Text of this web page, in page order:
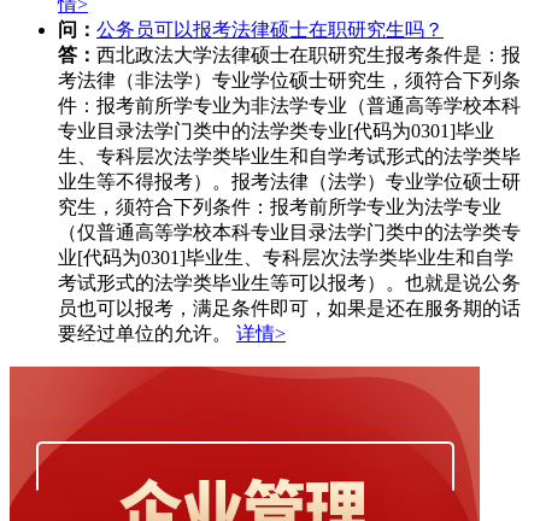
情>
问： 公务员可以报考法律硕士在职研究生吗？
答： 西北政法大学法律硕士在职研究生报考条件是：报
考法律（非法学）专业学位硕士研究生，须符合下列条
件：报考前所学专业为非法学专业（普通高等学校本科
专业目录法学门类中的法学类专业[代码为0301]毕业
生、专科层次法学类毕业生和自学考试形式的法学类毕
业生等不得报考）。报考法律（法学）专业学位硕士研
究生，须符合下列条件：报考前所学专业为法学专业
（仅普通高等学校本科专业目录法学门类中的法学类专
业[代码为0301]毕业生、专科层次法学类毕业生和自学
考试形式的法学类毕业生等可以报考）。也就是说公务
员也可以报考，满足条件即可，如果是还在服务期的话
要经过单位的允许。 详情>